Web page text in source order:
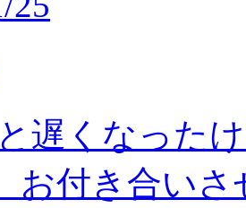
遅くなった
お付き合い